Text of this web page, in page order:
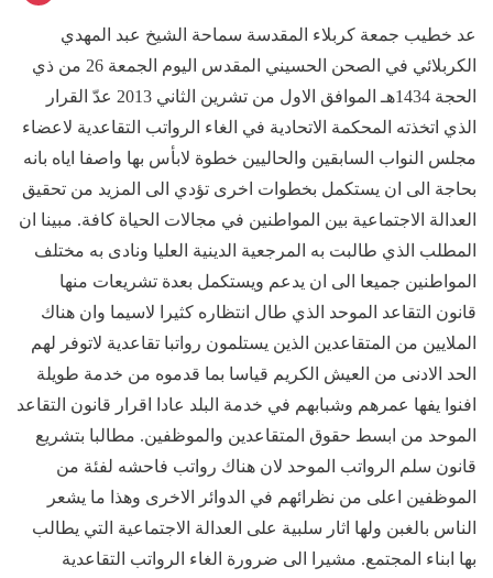
عد خطيب جمعة كربلاء المقدسة سماحة الشيخ عبد المهدي
الكربلائي في الصحن الحسيني المقدس اليوم الجمعة 26 من ذي
الحجة 1434هـ الموافق الاول من تشرين الثاني 2013 عدّ القرار
الذي اتخذته المحكمة الاتحادية في الغاء الرواتب التقاعدية لاعضاء
مجلس النواب السابقين والحاليين خطوة لابأس بها واصفا اياه بانه
بحاجة الى ان يستكمل بخطوات اخرى تؤدي الى المزيد من تحقيق
العدالة الاجتماعية بين المواطنين في مجالات الحياة كافة. مبينا ان
المطلب الذي طالبت به المرجعية الدينية العليا ونادى به مختلف
المواطنين جميعا الى ان يدعم ويستكمل بعدة تشريعات منها
قانون التقاعد الموحد الذي طال انتظاره كثيرا لاسيما وان هناك
الملايين من المتقاعدين الذين يستلمون رواتبا تقاعدية لاتوفر لهم
الحد الادنى من العيش الكريم قياسا بما قدموه من خدمة طويلة
افنوا يفها عمرهم وشبابهم في خدمة البلد عادا اقرار قانون التقاعد
الموحد من ابسط حقوق المتقاعدين والموظفين. مطالبا بتشريع
قانون سلم الرواتب الموحد لان هناك رواتب فاحشه لفئة من
الموظفين اعلى من نظرائهم في الدوائر الاخرى وهذا ما يشعر
الناس بالغبن ولها اثار سلبية على العدالة الاجتماعية التي يطالب
بها ابناء المجتمع. مشيرا الى ضرورة الغاء الرواتب التقاعدية